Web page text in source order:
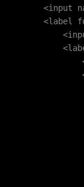
<input
<label
<input
<label
<input
<label
<input
<label
<input
<label
<i
<i
</
<i